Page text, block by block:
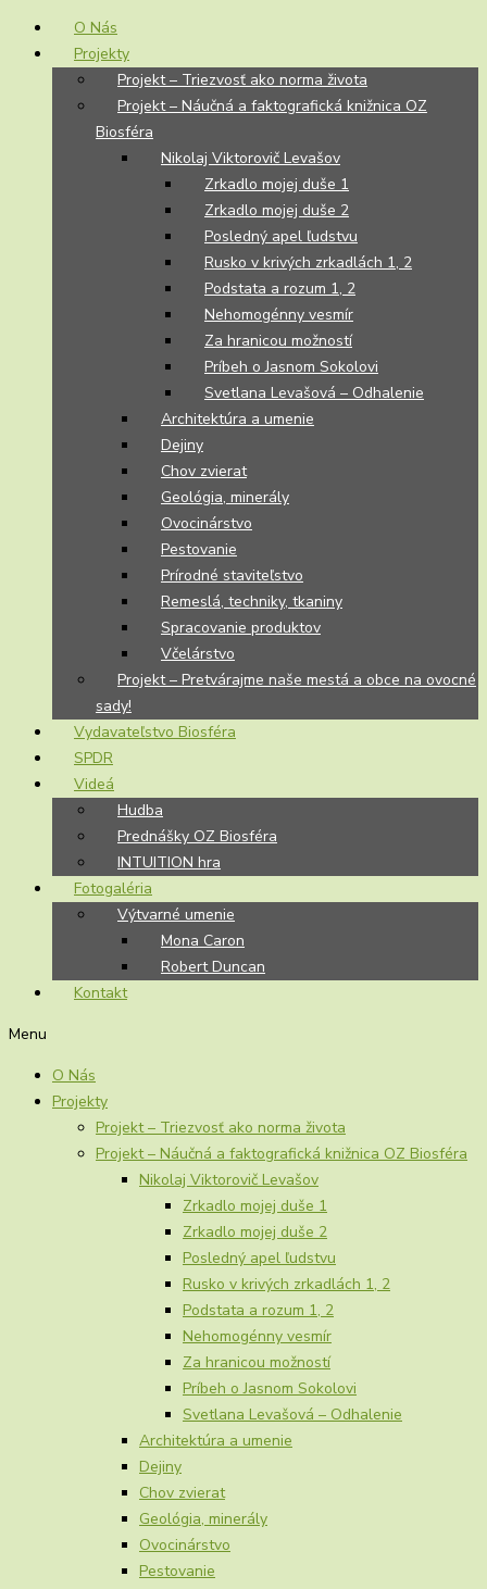
O Nás
Projekty
Projekt – Triezvosť ako norma života
Projekt – Náučná a faktografická knižnica OZ
Biosféra
Nikolaj Viktorovič Levašov
Zrkadlo mojej duše 1
Zrkadlo mojej duše 2
Posledný apel ľudstvu
Rusko v krivých zrkadlách 1, 2
Podstata a rozum 1, 2
Nehomogénny vesmír
Za hranicou možností
Príbeh o Jasnom Sokolovi
Svetlana Levašová – Odhalenie
Architektúra a umenie
Dejiny
Chov zvierat
Geológia, minerály
Ovocinárstvo
Pestovanie
Prírodné staviteľstvo
Remeslá, techniky, tkaniny
Spracovanie produktov
Včelárstvo
Projekt – Pretvárajme naše mestá a obce na ovocné
sady!
Vydavateľstvo Biosféra
SPDR
Videá
Hudba
Prednášky OZ Biosféra
INTUITION hra
Fotogaléria
Výtvarné umenie
Mona Caron
Robert Duncan
Kontakt
Menu
O Nás
Projekty
Projekt – Triezvosť ako norma života
Projekt – Náučná a faktografická knižnica OZ Biosféra
Nikolaj Viktorovič Levašov
Zrkadlo mojej duše 1
Zrkadlo mojej duše 2
Posledný apel ľudstvu
Rusko v krivých zrkadlách 1, 2
Podstata a rozum 1, 2
Nehomogénny vesmír
Za hranicou možností
Príbeh o Jasnom Sokolovi
Svetlana Levašová – Odhalenie
Architektúra a umenie
Dejiny
Chov zvierat
Geológia, minerály
Ovocinárstvo
Pestovanie